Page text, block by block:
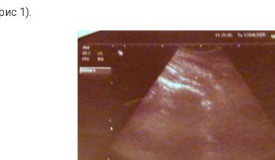
1).